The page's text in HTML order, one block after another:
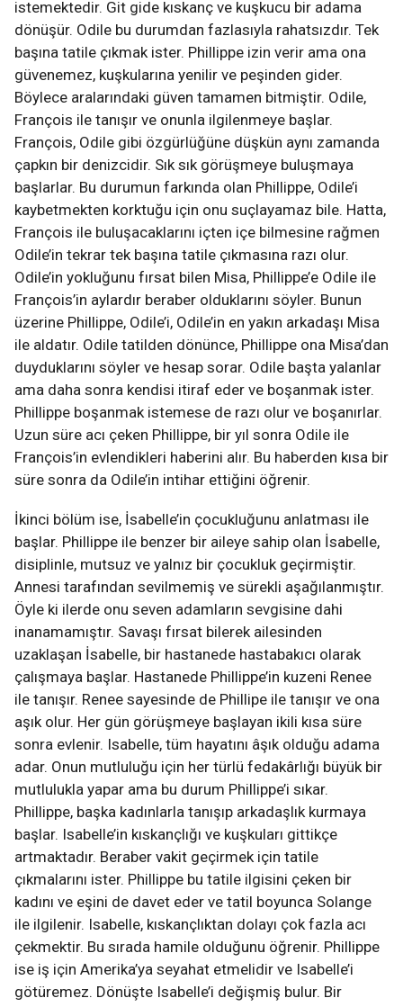
istemektedir. Git gide kıskanç ve kuşkucu bir adama
dönüşür. Odile bu durumdan fazlasıyla rahatsızdır. Tek
başına tatile çıkmak ister. Phillippe izin verir ama ona
güvenemez, kuşkularına yenilir ve peşinden gider.
Böylece aralarındaki güven tamamen bitmiştir. Odile,
François ile tanışır ve onunla ilgilenmeye başlar.
François, Odile gibi özgürlüğüne düşkün aynı zamanda
çapkın bir denizcidir. Sık sık görüşmeye buluşmaya
başlarlar. Bu durumun farkında olan Phillippe, Odile’i
kaybetmekten korktuğu için onu suçlayamaz bile. Hatta,
François ile buluşacaklarını içten içe bilmesine rağmen
Odile’in tekrar tek başına tatile çıkmasına razı olur.
Odile’in yokluğunu fırsat bilen Misa, Phillippe’e Odile ile
François’in aylardır beraber olduklarını söyler. Bunun
üzerine Phillippe, Odile’i, Odile’in en yakın arkadaşı Misa
ile aldatır. Odile tatilden dönünce, Phillippe ona Misa’dan
duyduklarını söyler ve hesap sorar. Odile başta yalanlar
ama daha sonra kendisi itiraf eder ve boşanmak ister.
Phillippe boşanmak istemese de razı olur ve boşanırlar.
Uzun süre acı çeken Phillippe, bir yıl sonra Odile ile
François’in evlendikleri haberini alır. Bu haberden kısa bir
süre sonra da Odile’in intihar ettiğini öğrenir.
İkinci bölüm ise, İsabelle’in çocukluğunu anlatması ile
başlar. Phillippe ile benzer bir aileye sahip olan İsabelle,
disiplinle, mutsuz ve yalnız bir çocukluk geçirmiştir.
Annesi tarafından sevilmemiş ve sürekli aşağılanmıştır.
Öyle ki ilerde onu seven adamların sevgisine dahi
inanamamıştır. Savaşı fırsat bilerek ailesinden
uzaklaşan İsabelle, bir hastanede hastabakıcı olarak
çalışmaya başlar. Hastanede Phillippe’in kuzeni Renee
ile tanışır. Renee sayesinde de Phillipe ile tanışır ve ona
aşık olur. Her gün görüşmeye başlayan ikili kısa süre
sonra evlenir. Isabelle, tüm hayatını âşık olduğu adama
adar. Onun mutluluğu için her türlü fedakârlığı büyük bir
mutlulukla yapar ama bu durum Phillippe’i sıkar.
Phillippe, başka kadınlarla tanışıp arkadaşlık kurmaya
başlar. Isabelle’in kıskançlığı ve kuşkuları gittikçe
artmaktadır. Beraber vakit geçirmek için tatile
çıkmalarını ister. Phillippe bu tatile ilgisini çeken bir
kadını ve eşini de davet eder ve tatil boyunca Solange
ile ilgilenir. Isabelle, kıskançlıktan dolayı çok fazla acı
çekmektir. Bu sırada hamile olduğunu öğrenir. Phillippe
ise iş için Amerika’ya seyahat etmelidir ve Isabelle’i
götüremez. Dönüşte Isabelle’i değişmiş bulur. Bir